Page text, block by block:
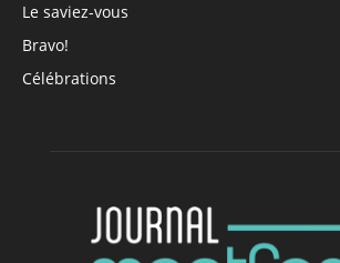
Le saviez-vous
Bravo!
Célébrations